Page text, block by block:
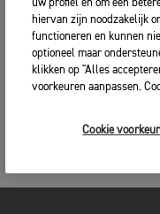
uw profiel en om een
hiervan zijn noodzakelijk
functioneren en kunnen
optioneel maar
klikken op "Alles
voorkeuren aanpassen.
Cookie